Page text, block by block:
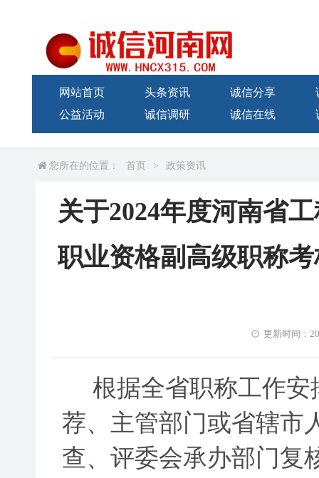
网站首页 头条资讯 诚信分享
公益活动
诚信调研 诚信在线
您所在的位置： 首页 > 政策资讯
关于2024年度河南省
职业资格副高级职称
更新时间：
根据全省职称工作
荐、主管部门或省辖市
查、评委会承办部门复